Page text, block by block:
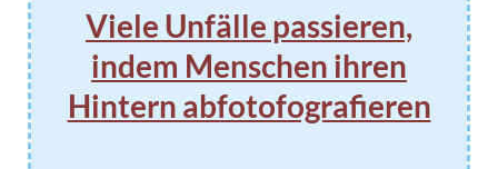
Viele Unfälle passieren,
indem Menschen ihren
Hintern abfotofografieren